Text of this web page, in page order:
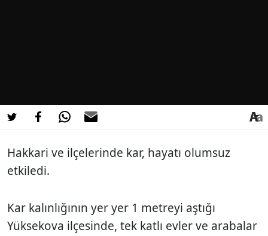
Hakkari ve ilçelerinde kar, hayatı olumsuz
etkiledi.
Kar kalınlığının yer yer 1 metreyi aştığı
Yüksekova ilçesinde, tek katlı evler ve arabalar